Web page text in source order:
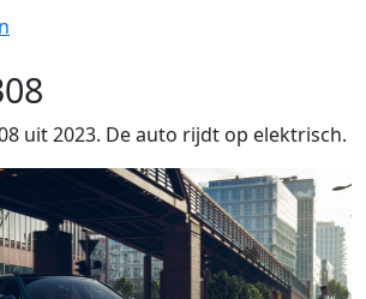
uit 2023. De auto rijdt op elektrisch.